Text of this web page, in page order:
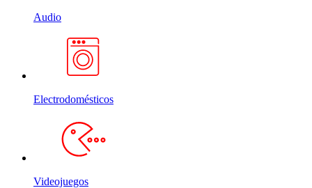
Audio
Electrodomésticos
Videojuegos